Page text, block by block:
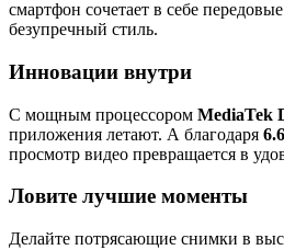
смартфон сочетает в себе
безупречный стиль.
Инновации внутри
С мощным процессором MediaTek
приложения летают. А благодаря
просмотр видео превращается в
Ловите лучшие моменты
Делайте потрясающие снимки в